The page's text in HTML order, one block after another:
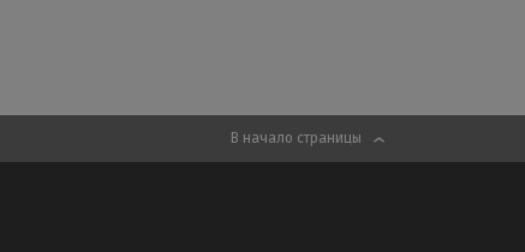
В начало страницы